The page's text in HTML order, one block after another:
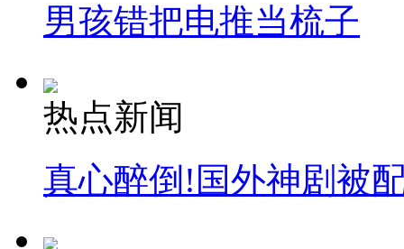
男孩错把电推当梳子
热点新闻
真心醉倒!国外神剧被